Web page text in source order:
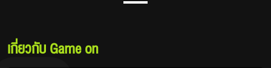
เกี่ยวกับ Game on